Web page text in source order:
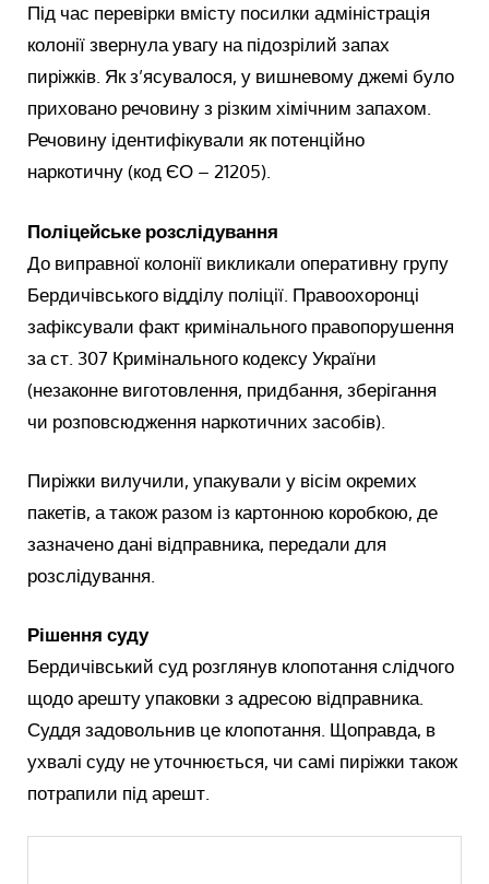
Під час перевірки вмісту посилки адміністрація
колонії звернула увагу на підозрілий запах
пиріжків. Як з’ясувалося, у вишневому джемі було
приховано речовину з різким хімічним запахом.
Речовину ідентифікували як потенційно
наркотичну (код ЄО – 21205).
Поліцейське розслідування
До виправної колонії викликали оперативну групу
Бердичівського відділу поліції. Правоохоронці
зафіксували факт кримінального правопорушення
за ст. 307 Кримінального кодексу України
(незаконне виготовлення, придбання, зберігання
чи розповсюдження наркотичних засобів).
Пиріжки вилучили, упакували у вісім окремих
пакетів, а також разом із картонною коробкою, де
зазначено дані відправника, передали для
розслідування.
Рішення суду
Бердичівський суд розглянув клопотання слідчого
щодо арешту упаковки з адресою відправника.
Суддя задовольнив це клопотання. Щоправда, в
ухвалі суду не уточнюється, чи самі пиріжки також
потрапили під арешт.